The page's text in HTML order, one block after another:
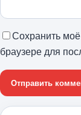
Сохранить
браузере для